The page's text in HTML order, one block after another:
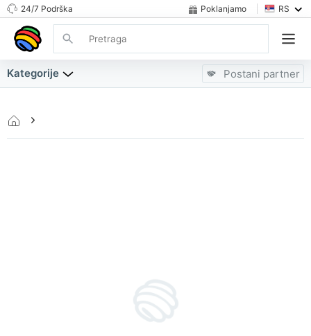
24/7 Podrška Poklanjamo RS
Kategorije Postani partner